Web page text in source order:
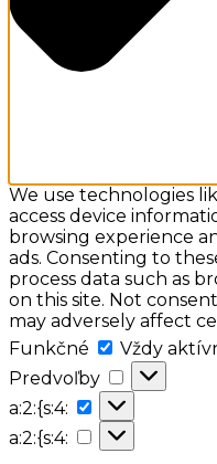
We use technologies
access device
browsing experience
ads. Consenting to
process data such as
on this site. Not
may adversely affect
Funkčné
Funkčné
Vždy
Predvoľby
Predvoľby
a:2:{s:4:
a:2:
{s:4:
a:2:{s:4:
a:2:
{s:4: